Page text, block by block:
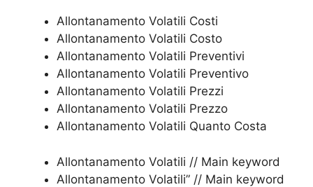
Allontanamento Volatili Costi
Allontanamento Volatili Costo
Allontanamento Volatili Preventivi
Allontanamento Volatili Preventivo
Allontanamento Volatili Prezzi
Allontanamento Volatili Prezzo
Allontanamento Volatili Quanto Costa
Allontanamento Volatili // Main keyword
Allontanamento Volatili” // Main keyword